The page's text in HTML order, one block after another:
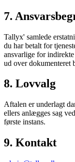
7.
Tallyx' samlede
du har betalt for
ansvarlige for
ud over dokumenteret
8. Lovvalg
Aftalen er underlagt
ellers anlægges sag
første instans.
9. Kontakt